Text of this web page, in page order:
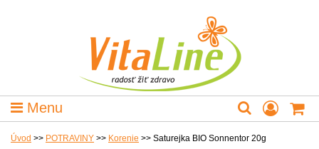
Menu
Úvod >> POTRAVINY >> Korenie >> Saturejka BIO Sonnentor 20g